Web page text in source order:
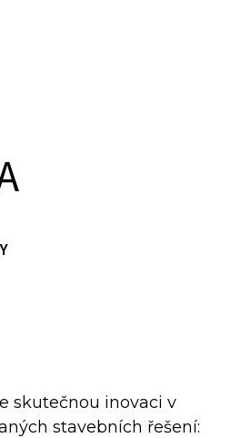
skutečnou inovaci v
stavebních řešení: